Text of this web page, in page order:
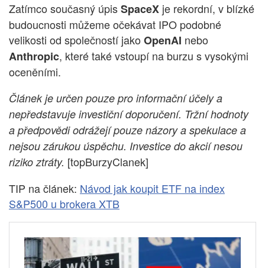
Zatímco současný úpisSpaceX je rekordní, v blízké
budoucnosti můžeme očekávat IPO podobné
velikosti od společností jako OpenAI nebo
Anthropic, které také vstoupí na burzu s vysokými
oceněními.
Článek je určen pouze pro informační účely a
nepředstavuje investiční doporučení. Tržní hodnoty
a předpovědi odrážejí pouze názory a spekulace a
nejsou zárukou úspěchu. Investice do akcií nesou
riziko ztráty. [topBurzyClanek]
TIP na článek: Návod jak koupit ETF na index
S&P500 u brokera XTB